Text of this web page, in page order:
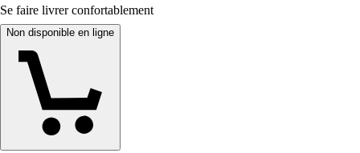
Se faire livrer confortablement
Non disponible en ligne